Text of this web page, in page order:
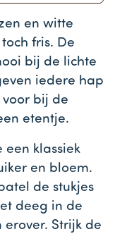
en witte
fris. De
bij de lichte
iedere hap
voor bij de
etentje.
een klassiek
en bloem.
de stukjes
deeg in de
Strijk de